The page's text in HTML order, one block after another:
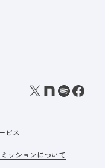
ビス
ッションについて